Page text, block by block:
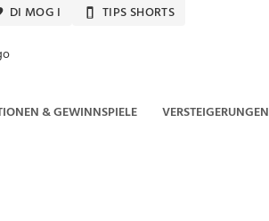
DI MOG I TIPS SHORTS
& GEWINNSPIELE VERSTEIGERUNGEN